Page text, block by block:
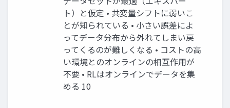
ト）と仮定 • 共変量シフトに弱いこ
とが知られている • 小さい誤差によ
ってデータ分布から外れてしまい戻
ってくるのが難しくなる • コストの高
い環境とのオンラインの相互作用が
不要 • RLはオンラインでデータを集
める 10